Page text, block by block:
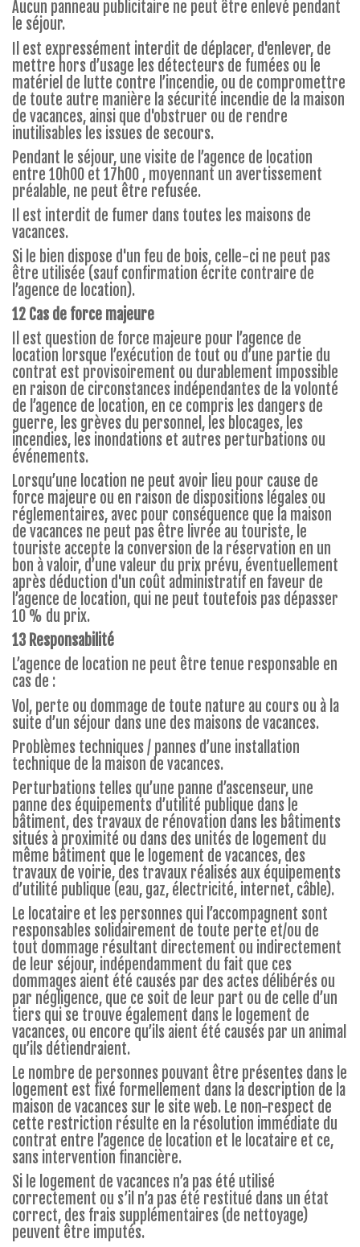
Aucun panneau publicitaire ne peut être enlevé pendant
le séjour.
Il est expressément interdit de déplacer, d'enlever, de
mettre hors d’usage les détecteurs de fumées ou le
matériel de lutte contre l’incendie, ou de compromettre
de toute autre manière la sécurité incendie de la maison
de vacances, ainsi que d'obstruer ou de rendre
inutilisables les issues de secours.
Pendant le séjour, une visite de l’agence de location
entre 10h00 et 17h00 , moyennant un avertissement
préalable, ne peut être refusée.
Il est interdit de fumer dans toutes les maisons de
vacances.
Si le bien dispose d'un feu de bois, celle-ci ne peut pas
être utilisée (sauf confirmation écrite contraire de
l’agence de location).
12 Cas de force majeure
Il est question de force majeure pour l’agence de
location lorsque l’exécution de tout ou d’une partie du
contrat est provisoirement ou durablement impossible
en raison de circonstances indépendantes de la volonté
de l’agence de location, en ce compris les dangers de
guerre, les grèves du personnel, les blocages, les
incendies, les inondations et autres perturbations ou
événements.
Lorsqu’une location ne peut avoir lieu pour cause de
force majeure ou en raison de dispositions légales ou
réglementaires, avec pour conséquence que la maison
de vacances ne peut pas être livrée au touriste, le
touriste accepte la conversion de la réservation en un
bon à valoir, d’une valeur du prix prévu, éventuellement
après déduction d'un coût administratif en faveur de
l’agence de location, qui ne peut toutefois pas dépasser
10 % du prix.
13 Responsabilité
L’agence de location ne peut être tenue responsable en
cas de :
Vol, perte ou dommage de toute nature au cours ou à la
suite d’un séjour dans une des maisons de vacances.
Problèmes techniques / pannes d’une installation
technique de la maison de vacances.
Perturbations telles qu’une panne d’ascenseur, une
panne des équipements d’utilité publique dans le
bâtiment, des travaux de rénovation dans les bâtiments
situés à proximité ou dans des unités de logement du
même bâtiment que le logement de vacances, des
travaux de voirie, des travaux réalisés aux équipements
d’utilité publique (eau, gaz, électricité, internet, câble).
Le locataire et les personnes qui l’accompagnent sont
responsables solidairement de toute perte et/ou de
tout dommage résultant directement ou indirectement
de leur séjour, indépendamment du fait que ces
dommages aient été causés par des actes délibérés ou
par négligence, que ce soit de leur part ou de celle d’un
tiers qui se trouve également dans le logement de
vacances, ou encore qu’ils aient été causés par un animal
qu’ils détiendraient.
Le nombre de personnes pouvant être présentes dans le
logement est fixé formellement dans la description de la
maison de vacances sur le site web. Le non-respect de
cette restriction résulte en la résolution immédiate du
contrat entre l’agence de location et le locataire et ce,
sans intervention financière.
Si le logement de vacances n’a pas été utilisé
correctement ou s’il n’a pas été restitué dans un état
correct, des frais supplémentaires (de nettoyage)
peuvent être imputés.